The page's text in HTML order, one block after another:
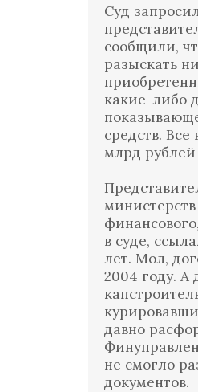
Суд
сообщили,
разыскать
какие-либо
средств. Все
млрд рублей
в суде,
лет. Мол,
2004 году. А
давно
не смогло
документов.